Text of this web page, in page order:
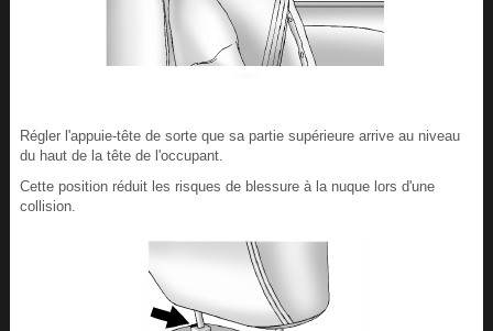
Régler l'appuie-tête de sorte que sa partie supérieure arrive au niveau
du haut de la tête de l'occupant.
Cette position réduit les risques de blessure à la nuque lors d'une
collision.